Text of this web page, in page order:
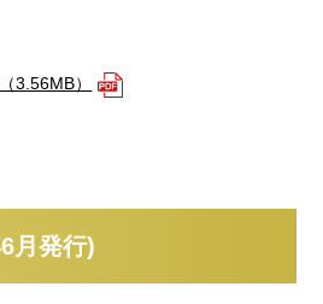
3.56MB）
月発行)